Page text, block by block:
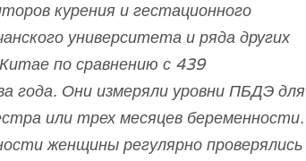
курения и гестационного
университета и ряда других
по сравнению с 439
года. Они измеряли уровни ПБДЭ для
или трех месяцев беременности.
женщины регулярно проверялись